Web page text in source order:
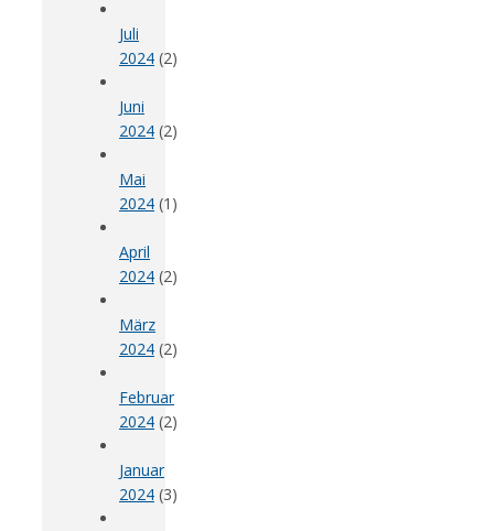
Juli
2024 (2)
Juni
2024 (2)
Mai
2024 (1)
April
2024 (2)
März
2024 (2)
Februar
2024 (2)
Januar
2024 (3)